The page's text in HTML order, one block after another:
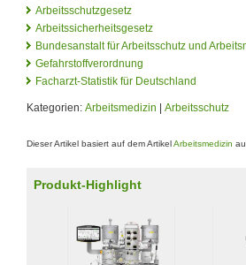
Arbeitsschutzgesetz
Arbeitssicherheitsgesetz
Bundesanstalt für Arbeitsschutz und
Gefahrstoffverordnung
Facharzt-Statistik für Deutschland
Kategorien: Arbeitsmedizin Arbeitsschutz
Dieser Artikel basiert auf dem ArtikelArbeitsmedizin
Produkt-Highlight